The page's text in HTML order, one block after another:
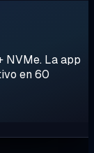
NVMe. La app
en 60